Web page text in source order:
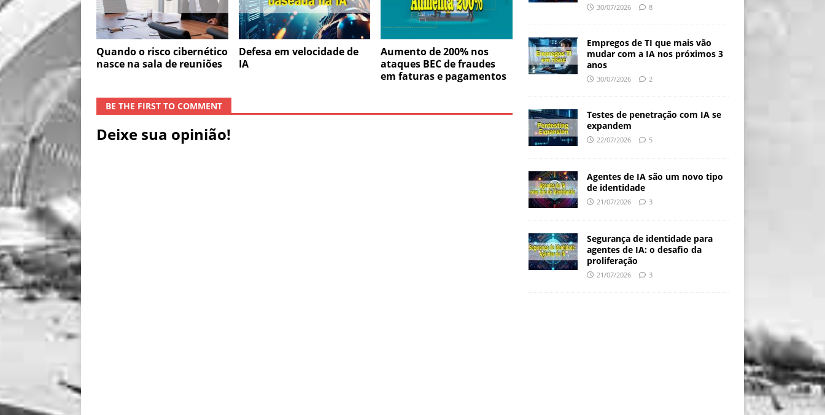
Quando o risco cibernético
nasce na sala de reuniões
Defesa em velocidade de
IA
Aumento de 200% nos
ataques BEC de fraudes
em faturas e pagamentos
BE THE FIRST TO COMMENT
Deixe sua opinião!
30/07/2026 8
Empregos de TI que mais vão
mudar com a IA nos próximos 3
anos
30/07/2026 2
Testes de penetração com IA se
expandem
22/07/2026 5
Agentes de IA são um novo tipo
de identidade
21/07/2026 3
Segurança de identidade para
agentes de IA: o desafio da
proliferação
21/07/2026 3